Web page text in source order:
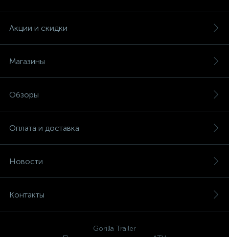
Акции и скидки
Магазины
Обзоры
Оплата и доставка
Новости
Контакты
Gorilla Trailer